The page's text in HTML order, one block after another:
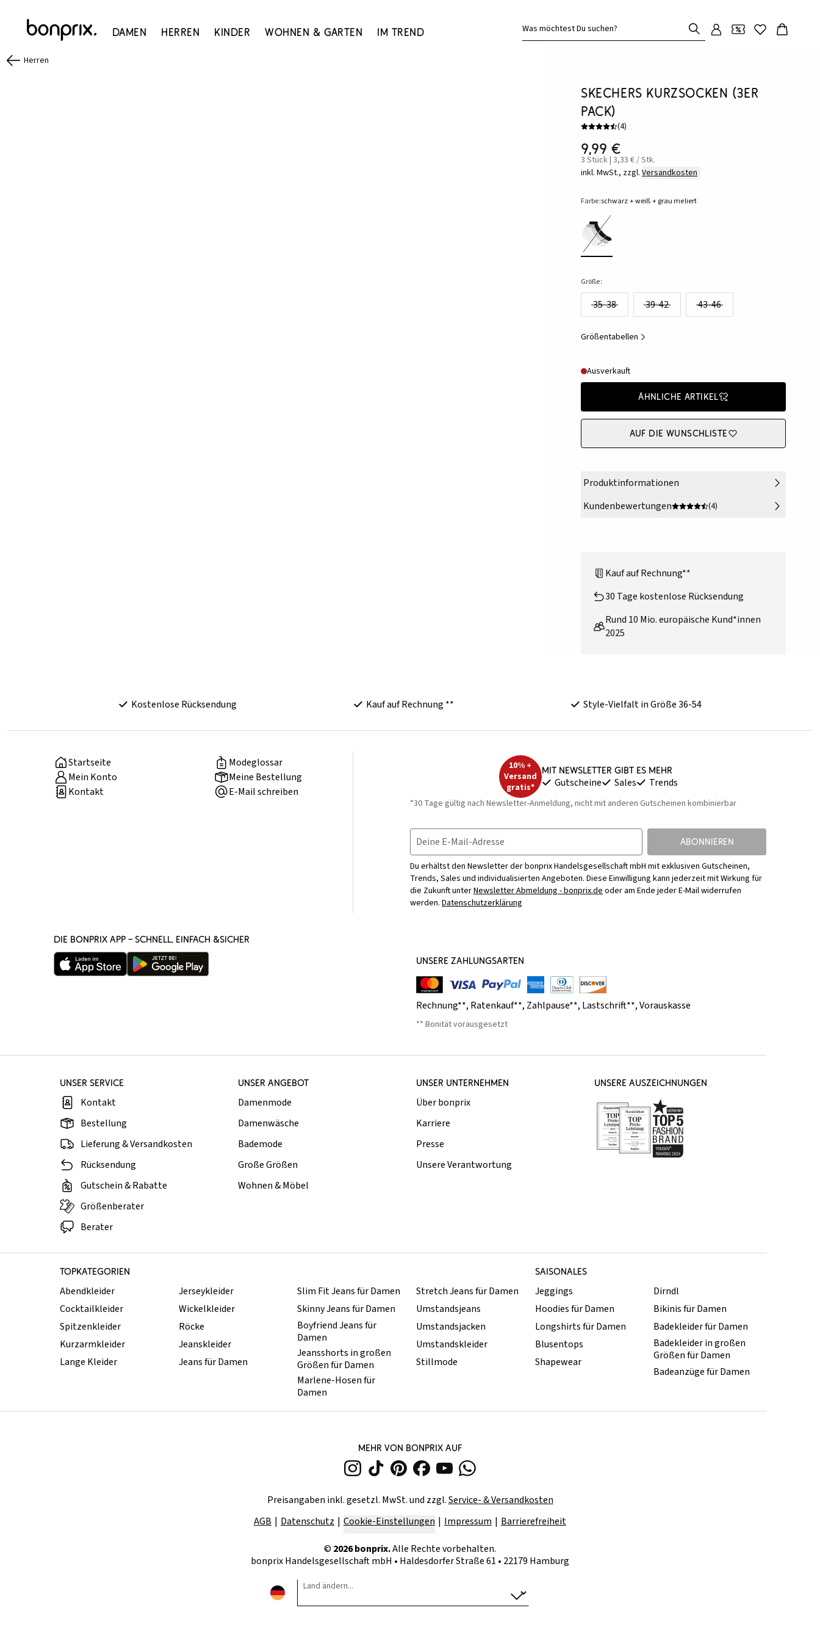
Damen Herren Kinder Wohnen & Garten Im Trend Was möchtest Du suchen?
Herren
Skechers Kurzsocken (3er
Pack)
(4)
9,99 €
3 Stück | 3,33 € / Stk.
inkl. MwSt., zzgl. Versandkosten
Farbe:schwarz + weiß + grau meliert
Größe:
35-38 39-42 43-46
Größentabellen
Ausverkauft
Ähnliche Artikel
Auf die Wunschliste
Produktinformationen
Kundenbewertungen
(4)
Kauf auf Rechnung**
30 Tage kostenlose Rücksendung
Rund 10 Mio. europäische Kund*innen
2025
Kostenlose Rücksendung Kauf auf Rechnung ** Style-Vielfalt in Größe 36-54
Startseite
Modeglossar
Mein Konto
Meine Bestellung
Kontakt
E-Mail schreiben
10% +
Versand
gratis*
Mit Newsletter gibt es mehr
Gutscheine Sales Trends
*30 Tage gültig nach Newsletter-Anmeldung, nicht mit anderen Gutscheinen kombinierbar
Deine E-Mail-Adresse ABONNIEREN
Du erhältst den Newsletter der bonprix Handelsgesellschaft mbH mit exklusiven Gutscheinen,
Trends, Sales und individualisierten Angeboten. Diese Einwilligung kann jederzeit mit Wirkung für
die Zukunft unterNewsletter Abmeldung - bonprix.deoder am Ende jeder E-Mail widerrufen
werden. Datenschutzerklärung
DIE BONPRIX APP – SCHNELL, EINFACH &SICHER
UNSERE ZAHLUNGSARTEN
Rechnung**, Ratenkauf**, Zahlpause**, Lastschrift**,Vorauskasse
** Bonität vorausgesetzt
UNSER SERVICE
Kontakt
Bestellung
Lieferung & Versandkosten
Rücksendung
Gutschein & Rabatte
Größenberater
Berater
UNSER ANGEBOT
Damenmode
Damenwäsche
Bademode
Große Größen
Wohnen & Möbel
UNSER UNTERNEHMEN
Über bonprix
Karriere
Presse
Unsere Verantwortung
UNSERE AUSZEICHNUNGEN
TOPKATEGORIEN SAISONALES
Abendkleider
Cocktailkleider
Spitzenkleider
Kurzarmkleider
Lange Kleider
Jerseykleider
Wickelkleider
Röcke
Jeanskleider
Jeans für Damen
Slim Fit Jeans für Damen
Skinny Jeans für Damen
Boyfriend Jeans für
Damen
Jeansshorts in großen
Größen für Damen
Marlene-Hosen für
Damen
Stretch Jeans für Damen
Umstandsjeans
Umstandsjacken
Umstandskleider
Stillmode
Jeggings
Hoodies für Damen
Longshirts für Damen
Blusentops
Shapewear
Dirndl
Bikinis für Damen
Badekleider für Damen
Badekleider in großen
Größen für Damen
Badeanzüge für Damen
MEHR VON BONPRIX AUF
Preisangaben inkl. gesetzl. MwSt. und zzgl.Service- & Versandkosten
AGB
Datenschutz Cookie-Einstellungen Impressum Barrierefreiheit
© 2026bonprix.Alle Rechte vorbehalten.
bonprix Handelsgesellschaft mbH • Haldesdorfer Straße 61 • 22179 Hamburg
Land ändern...